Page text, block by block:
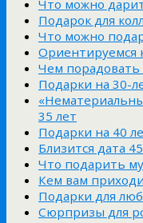
Что можно
Подарок для
Что можно
Ориентируемся
Чем порадовать
Подарки на 30-
35 лет
Подарки на 40
Близится дата
Что подарить
Кем вам
Подарки для
Сюрпризы для